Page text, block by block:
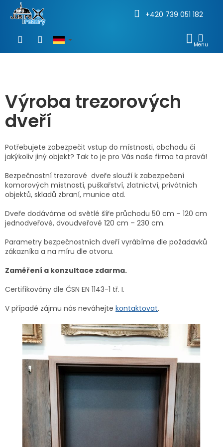
springen
+420 739 051 182
Výroba trezorových
dveří
Potřebujete zabezpečit vstup do místnosti, obchodu či
jakýkoliv jiný objekt? Tak to je pro Vás naše firma ta pravá!
Bezpečnostní trezorové dveře slouží k zabezpečení
komorových místností, puškařství, zlatnictví, privátních
objektů, skladů zbraní, munice atd.
Dveře dodáváme od světlé šíře průchodu 50 cm – 120 cm
jednodveřové, dvoudveřové 120 cm – 230 cm.
Parametry bezpečnostních dveří vyrábíme dle požadavků
zákazníka a na míru dle otvoru.
Zaměření a konzultace zdarma.
Certifikovány dle ČSN EN 1143-1 tř. I.
V případě zájmu nás neváhejte kontaktovat.